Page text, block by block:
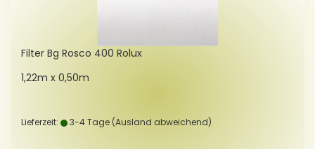
Fil­ter Bg Rosco 400 Rolux
1,22m x 0,50m
Lieferzeit: 3-4 Tage (Ausland abweichend)